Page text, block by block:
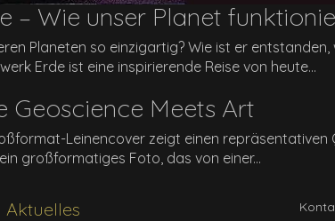
– Wie unser Planet
Planeten so einzigartig? Wie ist er entstanden,
Erde ist eine inspirierende Reise von heute...
Geoscience Meets Art
Leinencover zeigt einen
großformatiges Foto, das von einer...
Aktuelles